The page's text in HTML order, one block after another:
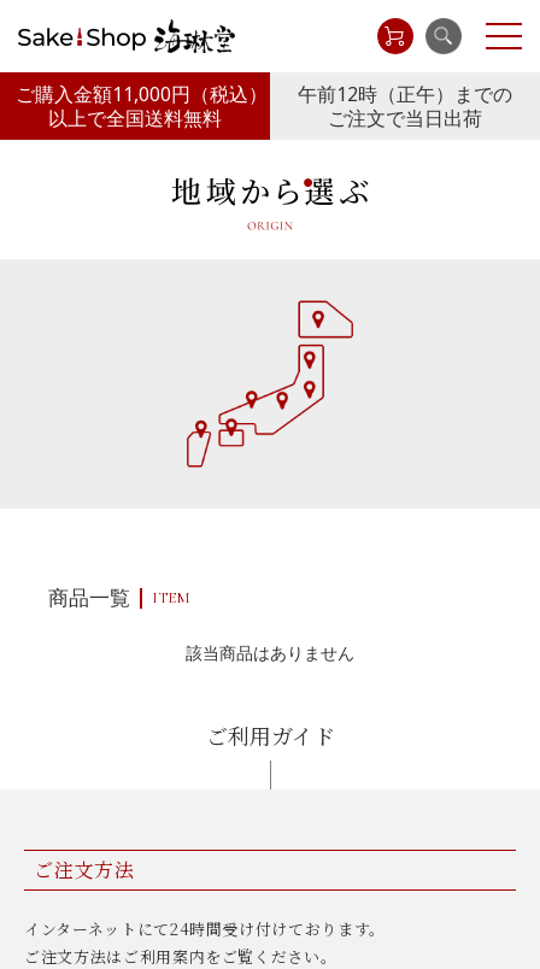
ご購入金額11,000円 （税込）
以上で全国送料無料
午前12時（正午）までの
ご注文で当日出荷
商品一覧 ITEM
該当商品はありません
ご利用ガイド
ご注文方法
インターネットにて24時間受け付けております。
ご注文方法はご利用案内をご覧ください。